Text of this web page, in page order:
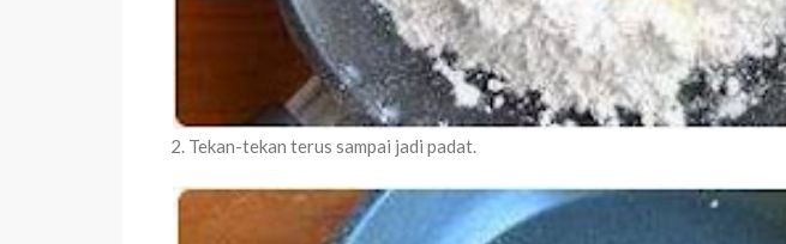
2. Tekan-tekan terus sampai jadi padat.